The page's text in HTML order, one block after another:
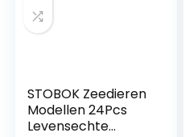
STOBOK Zeedieren
Modellen 24Pcs
Levensechte